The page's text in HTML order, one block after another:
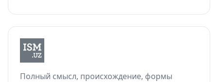
Полный смысл, происхождение, формы